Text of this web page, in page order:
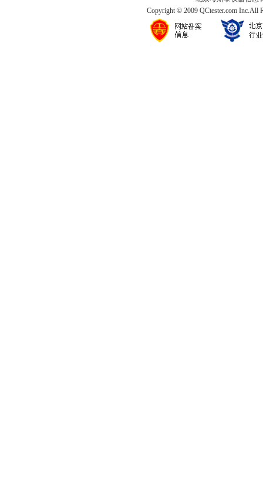
Copyright © 2009 QCtester.com Inc.All